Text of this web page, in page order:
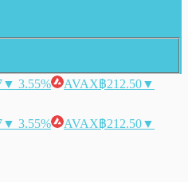
▼ 3.55% AVAX฿212.50▼
▼ 3.55% AVAX฿212.50▼